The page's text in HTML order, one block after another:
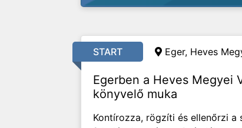
START Eger, Heves
Egerben a Heves Megyei
könyvelő muka
Kontírozza, rögzíti és ellenőrzi